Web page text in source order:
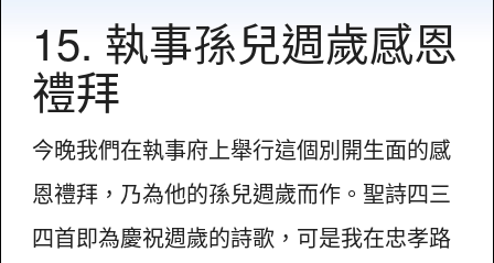
15. 執事孫兒週歲感恩
禮拜
今晚我們在執事府上舉行這個別開生面的感
恩禮拜，乃為他的孫兒週歲而作。聖詩四三
四首即為慶祝週歲的詩歌，可是我在忠孝路